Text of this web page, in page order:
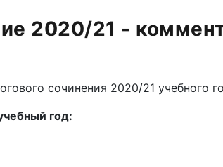
2020/21 -
сочинения 2020/21 учебного
год: